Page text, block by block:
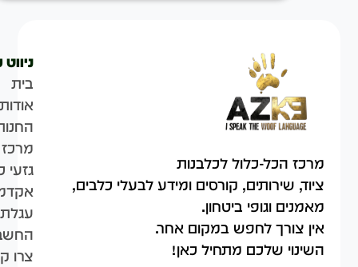
מרכז הכל-כלול לכלבנות
ציוד, שירותים, קורסים ומידע לבעלי כלבים,
מאמנים וגופי ביטחון.
אין צורך לחפש במקום אחר.
השינוי שלכם מתחיל כאן!
בית
אודות
גזעי
עגלת
צרו